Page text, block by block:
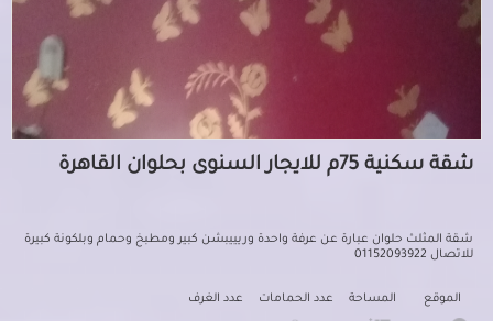
شقة سكنية 75م للايجار السنوى بحلوان القاهرة
شقة المثلث حلوان عبارة عن عرفة واحدة وريييبشن كبير ومطبخ وحمام وبلكونة كبيرة
للاتصال 01152093922
الموقع المساحة عدد الحمامات عدد الغرف